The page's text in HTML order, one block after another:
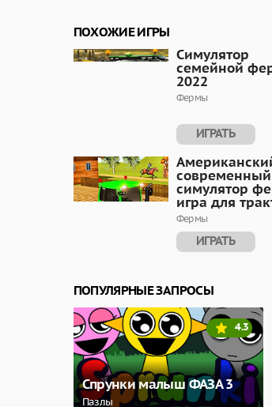
ПОХОЖИЕ ИГРЫ
Симулятор
семейной
2022
Фермы
ИГРАТЬ
современный
симулятор
игра для
Фермы
ИГРАТЬ
ПОПУЛЯРНЫЕ ЗАПРОСЫ
Спрунки малыш ФАЗА 3
Пазлы
4.3